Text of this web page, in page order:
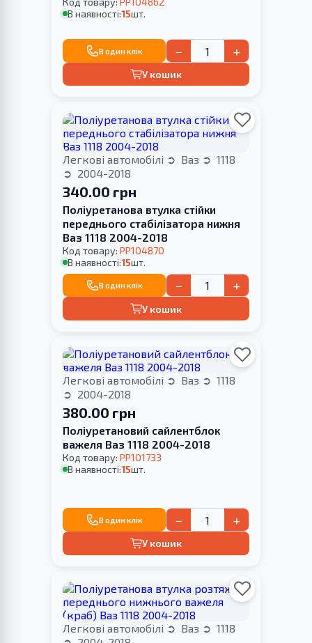
В наявності:15шт.
В один клік − +
У кошик
Легкові автомобілі Ваз
1118
2004-2018
340.00 грн
Поліуретанова втулка стійки
переднього стабілізатора нижня
Ваз 1118 2004-2018
Код товару: PP104870
В наявності:15шт.
В один клік − +
У кошик
Легкові автомобілі Ваз
1118
2004-2018
380.00 грн
Поліуретановий сайлентблок
важеля Ваз 1118 2004-2018
Код товару: PP101733
В наявності:15шт.
В один клік − +
У кошик
Легкові автомобілі Ваз
1118